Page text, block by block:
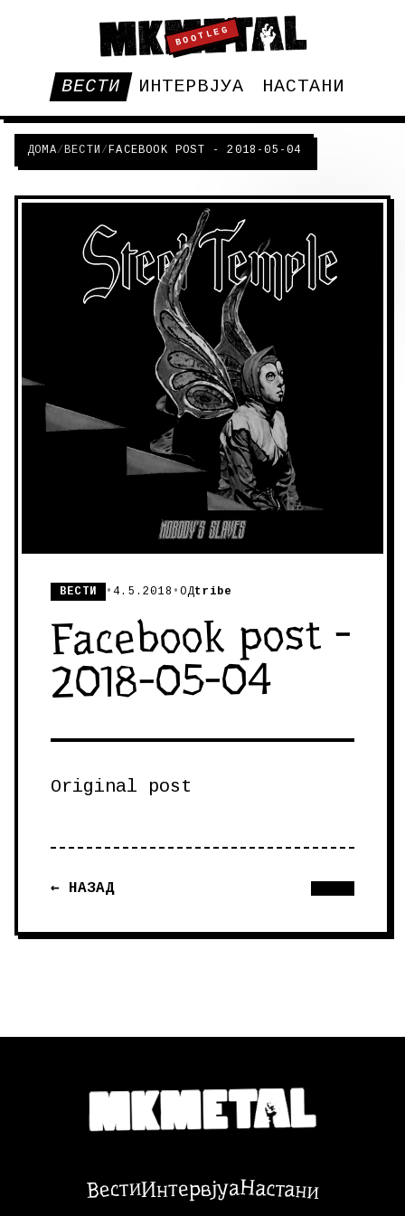
BOOTLEG
ВЕСТИ ИНТЕРВЈУА НАСТАНИ
ДОМА/ВЕСТИ /FACEBOOK POST - 2018-05-04
ВЕСТИ •4.5.2018 •ОДtribe
Facebook post -
2018-05-04
Original post
← НАЗАД
ВестиИнтервјуаНастани